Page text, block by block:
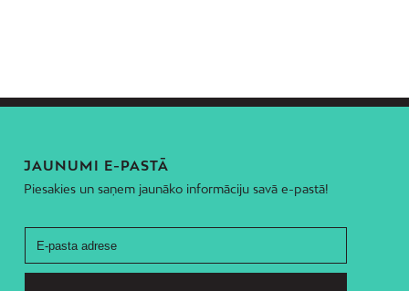
JAUNUMI E-PASTĀ
Piesakies un saņem jaunāko informāciju savā e-pastā!